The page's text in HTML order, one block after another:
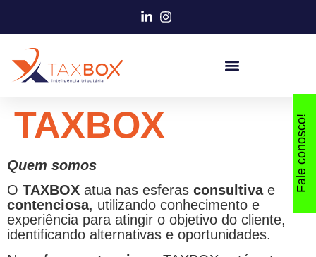
TAXBOX
Quem somos
O TAXBOX atua nas esferas consultiva e
contenciosa, utilizando conhecimento e
experiência para atingir o objetivo do cliente,
identificando alternativas e oportunidades.
Fale conosco!